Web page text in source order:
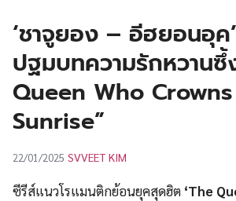
‘ชาจูยอง – อีฮยอนอุค
ปฐมบทความรักหวานซึ้
Queen Who
Sunrise”
22/01/2025 SVVEET KIM
ซีรีส์แนวโรแมนติกย้อนยุคสุดฮิต ‘The